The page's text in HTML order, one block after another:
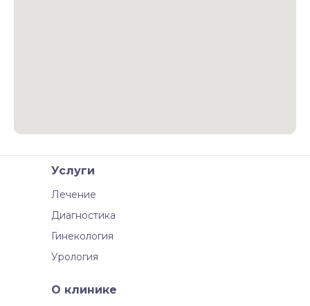
О клинике
Услуги
Лечение
Диагностика
Гинекология
Урология